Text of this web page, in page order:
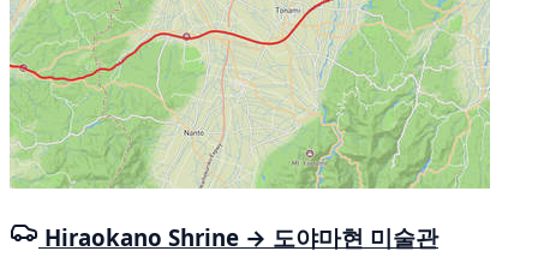
Hiraokano Shrine → 도야마현 미술관